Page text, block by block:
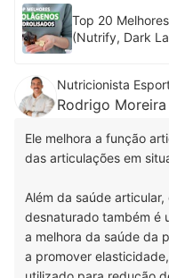
Top 20
(Nutrify, Dark
Nutricionista
Rodrigo Moreira
Ele melhora a função
das articulações em
Além da saúde
desnaturado também é
a melhora da saúde da
a promover